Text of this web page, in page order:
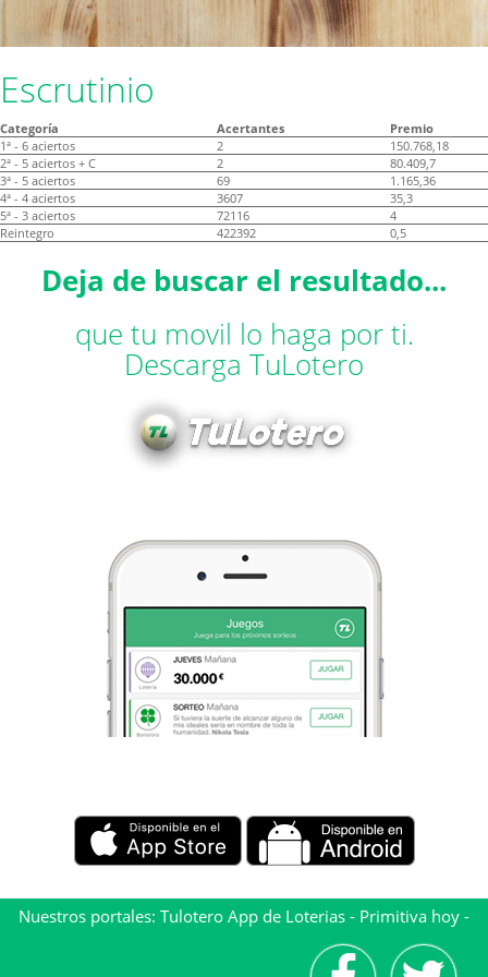
Escrutinio
Categoría Acertantes
Premio
1ª - 6 aciertos
2
150.768,18
2ª - 5 aciertos + C
2
80.409,7
3ª - 5 aciertos
69
1.165,36
4ª - 4 aciertos
3607
35,3
5ª - 3 aciertos
72116
4
Reintegro
422392 0,5
Deja de buscar el resultado...
que tu movil lo haga por ti.
Descarga TuLotero
Nuestros portales: Tulotero App de Loterias - Primitiva hoy -